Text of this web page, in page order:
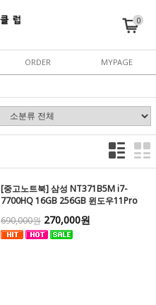
0
ORDER MYPAGE
[중고노트북] 삼성 NT371B5M i7-
7700HQ 16GB 256GB 윈도우11Pro
690,000원 270,000원